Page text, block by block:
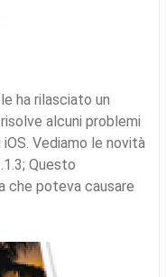
ha rilasciato un
alcuni problemi
Vediamo le novità
Questo
che poteva causare